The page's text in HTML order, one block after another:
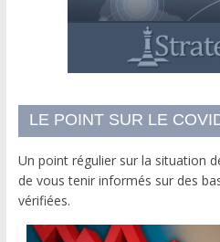
LE POINT SUR LE
Un point régulier sur la situation
de vous tenir informés sur des
vérifiées.